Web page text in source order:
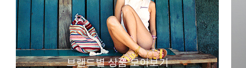
브랜드별 상품 모아보기